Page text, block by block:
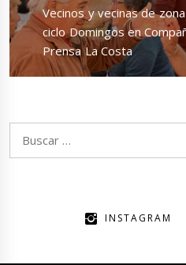
Next
post:
Vecinos y vecinas de
ciclo Domingos en
Prensa La Costa
INSTAGRAM